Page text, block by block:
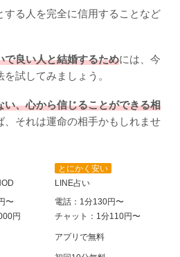
する人を完全に信用することなど
で良い人と結婚するためには、今
試してみましょう。
い、心から信じることができる相
、それは運命の相手かもしれませ
とにかく安い
LINE占い
〜
円
電話：1分130円〜
チャット：1分110円〜
アプリで無料